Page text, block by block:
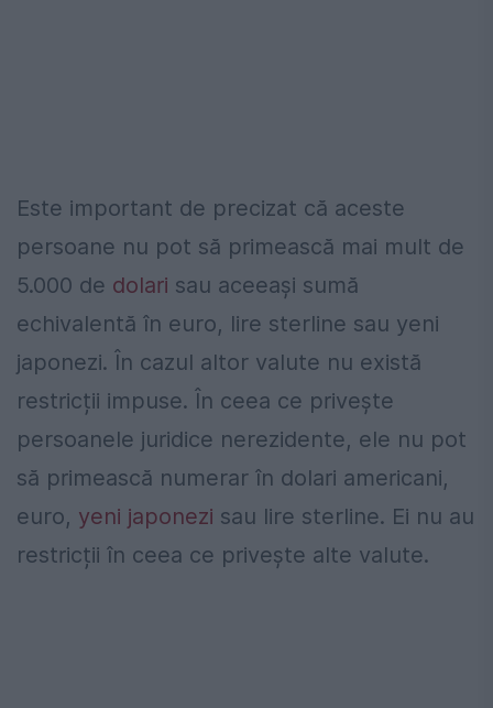
Este important de precizat că aceste
persoane nu pot să primească mai mult de
5.000 de dolari sau aceeași sumă
echivalentă în euro, lire sterline sau yeni
japonezi. În cazul altor valute nu există
restricții impuse. În ceea ce privește
persoanele juridice nerezidente, ele nu pot
să primească numerar în dolari americani,
euro, yeni japonezi sau lire sterline. Ei nu au
restricții în ceea ce privește alte valute.